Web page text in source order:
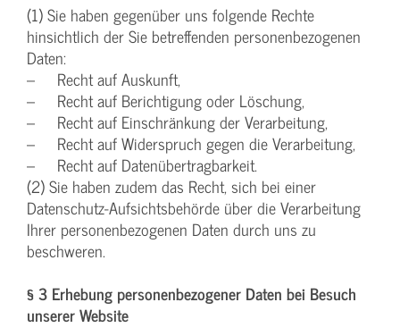
(1) Sie haben gegenüber uns folgende Rechte
hinsichtlich der Sie betreffenden personenbezogenen
Daten:
– Recht auf Auskunft,
– Recht auf Berichtigung oder Löschung,
– Recht auf Einschränkung der Verarbeitung,
– Recht auf Widerspruch gegen die Verarbeitung,
– Recht auf Datenübertragbarkeit.
(2) Sie haben zudem das Recht, sich bei einer
Datenschutz-Aufsichtsbehörde über die Verarbeitung
Ihrer personenbezogenen Daten durch uns zu
beschweren.
§ 3 Erhebung personenbezogener Daten bei Besuch
unserer Website